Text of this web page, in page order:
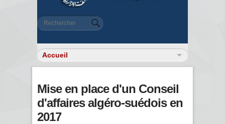
Formulaire de recherche
Rechercher
Mise en place d'un Conseil
d'affaires algéro-suédois en
2017